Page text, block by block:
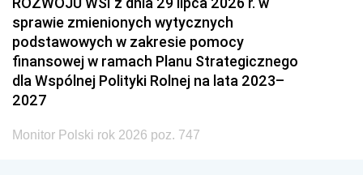
sprawie zmienionych wytycznych
podstawowych w zakresie pomocy
finansowej w ramach Planu Strategicznego
dla Wspólnej Polityki Rolnej na lata 2023–
2027
Monitor Polski rok 2026 poz. 747